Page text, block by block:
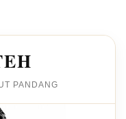
PANDANG